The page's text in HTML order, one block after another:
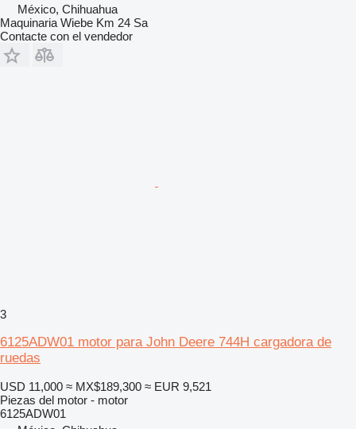
México, Chihuahua
Maquinaria Wiebe Km 24 Sa
Contacte con el vendedor
3
6125ADW01 motor para John Deere 744H cargadora de
ruedas
USD 11,000 ≈ MX$189,300 ≈ EUR 9,521
Piezas del motor - motor
6125ADW01